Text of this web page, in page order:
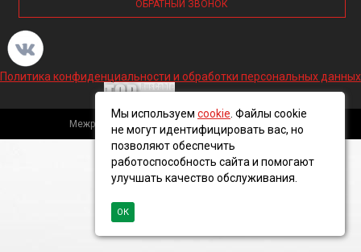
ОБРАТНЫЙ ЗВОНОК
Политика конфиденциальности и обработки персональных данных
Межрегиональная кабельная компания, 2016 ©
Мы используем cookie . Файлы cookie
не могут идентифицировать вас, но
позволяют обеспечить
работоспособность сайта и помогают
улучшать качество обслуживания.
ОК